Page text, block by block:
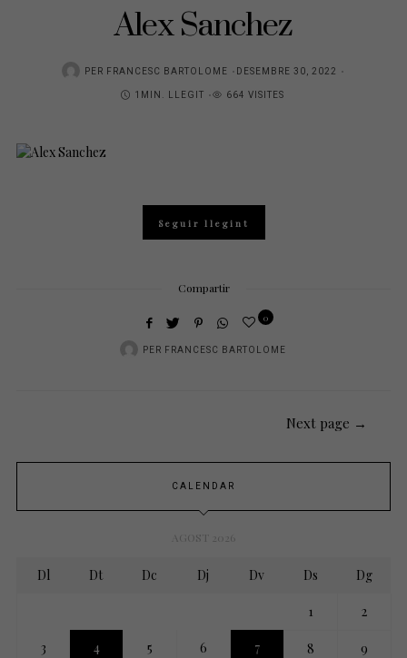
Alex Sanchez
PER FRANCESC BARTOLOME
POSTED
ON
DESEMBRE 30, 2022
1MIN. LLEGIT
664 VISITES
Seguir llegint
Compartir
PER FRANCESC BARTOLOME
0
Next page →
CALENDAR
AGOST 2026
Dl Dt Dc Dj Dv Ds Dg
1 2
3 4 5 6 7 8 9